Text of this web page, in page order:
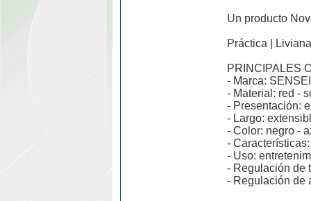
Un producto
Práctica |
PRINCIPALES
- Marca: SENSEI
- Material: red -
- Presentación:
- Largo:
- Color: negro -
-
- Uso:
- Regulación de
- Regulación de